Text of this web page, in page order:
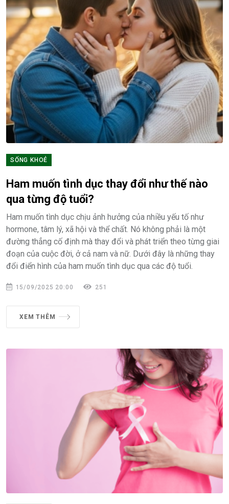
SỐNG KHOẺ
Ham muốn tình dục thay đổi như thế nào
qua từng độ tuổi?
Ham muốn tình dục chịu ảnh hưởng của nhiều yếu tố như
hormone, tâm lý, xã hội và thể chất. Nó không phải là một
đường thẳng cố định mà thay đổi và phát triển theo từng giai
đoạn của cuộc đời, ở cả nam và nữ. Dưới đây là những thay
đổi điển hình của ham muốn tình dục qua các độ tuổi.
15/09/2025 20:00 251
XEM THÊM